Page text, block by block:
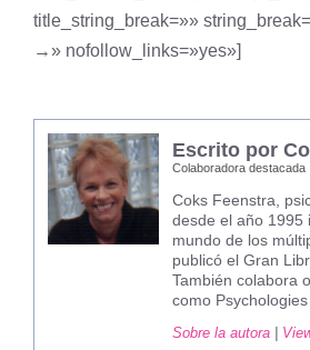
title_string_break=»»
→» nofollow_links=»yes»]
Escrito por
Colaboradora destacada
Coks Feenstra,
desde el año 1995
mundo de los
publicó el Gran
También colabora
como
Sobre la autora